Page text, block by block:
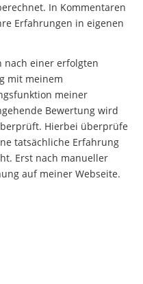
In Kommentaren
Erfahrungen in eigenen
nach einer erfolgten
mit meinem
meiner
Bewertung wird
Hierbei überprüfe
tatsächliche Erfahrung
Erst nach manueller
auf meiner Webseite.